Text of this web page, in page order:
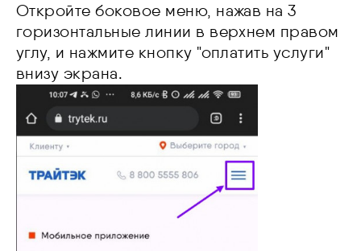
Откройте боковое меню, нажав на 3
горизонтальные линии в верхнем правом
углу, и нажмите кнопку "оплатить услуги"
внизу экрана.